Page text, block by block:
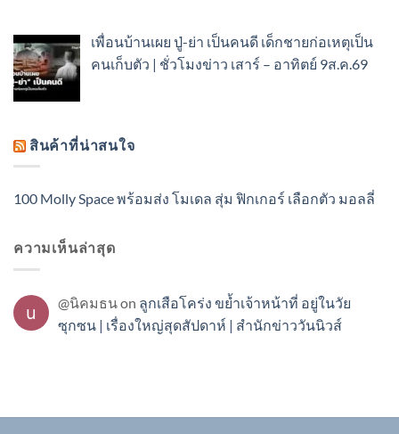
เพื่อนบ้านเผย ปู่-ย่า เป็นคนดี เด็กชายก่อเหตุเป็น
คนเก็บตัว | ชั่วโมงข่าว เสาร์ – อาทิตย์ 9ส.ค.69
สินค้าที่น่าสนใจ
100 Molly Space พร้อมส่ง โมเดล สุ่ม ฟิกเกอร์ เลือกตัว มอลลี่
ความเห็นล่าสุด
@นิคมธนon ลูกเสือโคร่ง ขย้ำเจ้าหน้าที่ อยู่ในวัย
ซุกซน | เรื่องใหญ่สุดสัปดาห์ | สำนักข่าววันนิวส์